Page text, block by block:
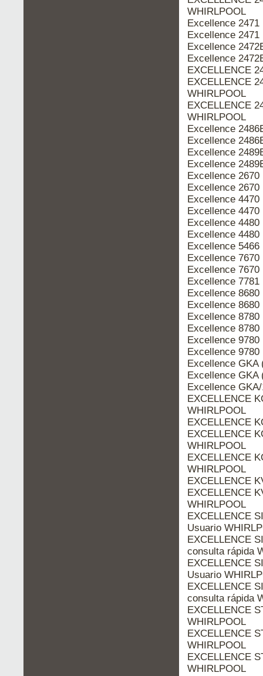
WHIRLPOOL
Excellence
Excellence
Excellence
Excellence
EXCELLENCE
EXCELLENCE
WHIRLPOOL
EXCELLENCE
WHIRLPOOL
Excellence
Excellence
Excellence
Excellence
Excellence
Excellence
Excellence
Excellence
Excellence
Excellence
Excellence
Excellence
Excellence
Excellence
Excellence
Excellence
Excellence
Excellence
Excellence
Excellence
Excellence GKA
Excellence GKA
Excellence
EXCELLENCE
WHIRLPOOL
EXCELLENCE
EXCELLENCE
WHIRLPOOL
EXCELLENCE
WHIRLPOOL
EXCELLENCE
EXCELLENCE
WHIRLPOOL
EXCELLENCE
Usuario
EXCELLENCE
consulta rápida
EXCELLENCE
Usuario
EXCELLENCE
consulta rápida
EXCELLENCE
WHIRLPOOL
EXCELLENCE
WHIRLPOOL
EXCELLENCE
WHIRLPOOL